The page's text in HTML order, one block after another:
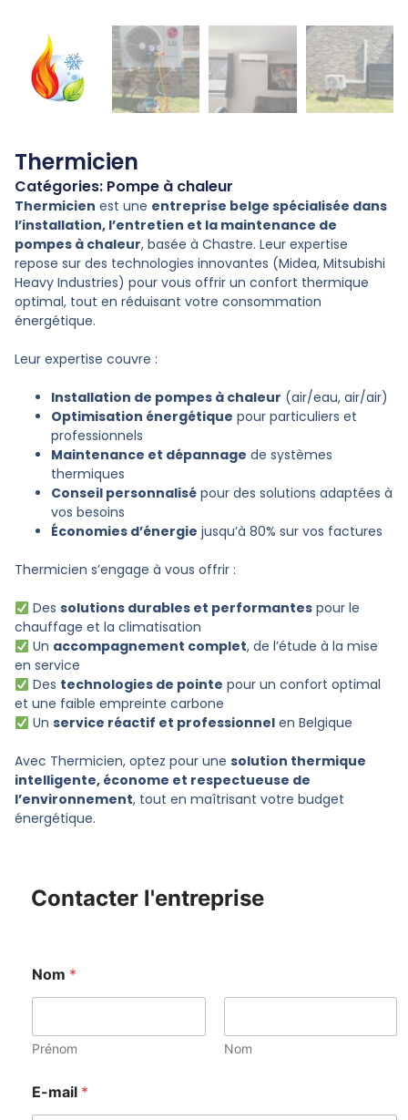
Thermicien
Catégories: Pompe à chaleur
Thermicien est une entreprise belge spécialisée dans
l’installation, l’entretien et la maintenance de
pompes à chaleur, basée à Chastre. Leur expertise
repose sur des technologies innovantes (Midea, Mitsubishi
Heavy Industries) pour vous offrir un confort thermique
optimal, tout en réduisant votre consommation
énergétique.
Leur expertise couvre :
Installation de pompes à chaleur (air/eau, air/air)
Optimisation énergétique pour particuliers et
professionnels
Maintenance et dépannage de systèmes
thermiques
Conseil personnalisé pour des solutions adaptées à
vos besoins
Économies d’énergie jusqu’à 80% sur vos factures
Thermicien s’engage à vous offrir :
Des solutions durables et performantespour le
chauffage et la climatisation
Un accompagnement complet, de l’étude à la mise
en service
Des technologies de pointe pour un confort optimal
et une faible empreinte carbone
Un service réactif et professionnelen Belgique
Avec Thermicien, optez pour une solution thermique
intelligente, économe et respectueuse de
l’environnement, tout en maîtrisant votre budget
énergétique.
Contacter l'entreprise
Nom *
Prénom Nom
E-mail *